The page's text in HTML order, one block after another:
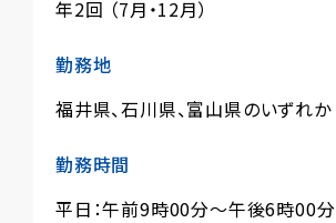
年2回 （7月・12月）
勤務地
福井県、石川県、富山県のいずれか
勤務時間
平日：午前9時00分〜午後6時00分